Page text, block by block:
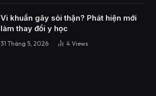
Vi khuẩn gây sỏi thận? Phát hiện mới
làm thay đổi y học
31 Tháng 5, 2026 4 Views